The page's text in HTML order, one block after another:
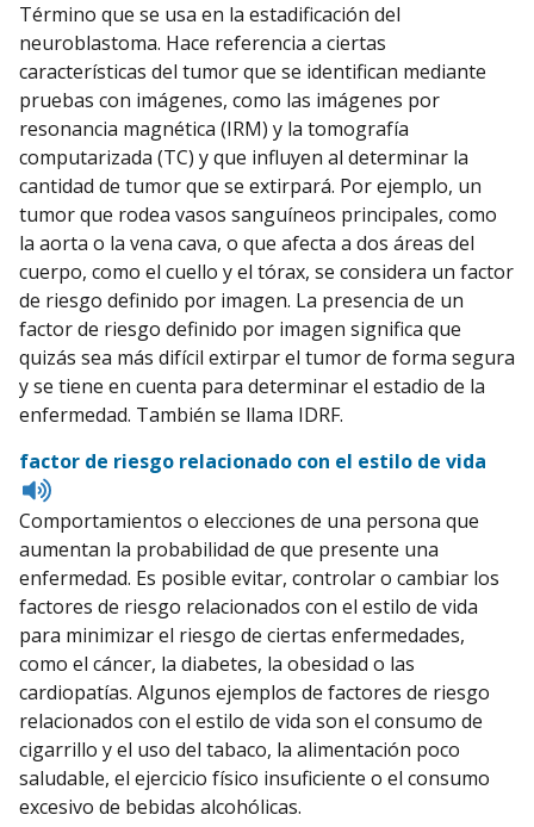
Término que se usa en la estadificación del
neuroblastoma. Hace referencia a ciertas
características del tumor que se identifican mediante
pruebas con imágenes, como las imágenes por
resonancia magnética (IRM) y la tomografía
computarizada (TC) y que influyen al determinar la
cantidad de tumor que se extirpará. Por ejemplo, un
tumor que rodea vasos sanguíneos principales, como
la aorta o la vena cava, o que afecta a dos áreas del
cuerpo, como el cuello y el tórax, se considera un factor
de riesgo definido por imagen. La presencia de un
factor de riesgo definido por imagen significa que
quizás sea más difícil extirpar el tumor de forma segura
y se tiene en cuenta para determinar el estadio de la
enfermedad. También se llama IDRF.
factor de riesgo relacionado con el estilo de vida
Listen
pronunciation
Comportamientos o elecciones de una persona que
aumentan la probabilidad de que presente una
enfermedad. Es posible evitar, controlar o cambiar los
factores de riesgo relacionados con el estilo de vida
para minimizar el riesgo de ciertas enfermedades,
como el cáncer, la diabetes, la obesidad o las
cardiopatías. Algunos ejemplos de factores de riesgo
relacionados con el estilo de vida son el consumo de
cigarrillo y el uso del tabaco, la alimentación poco
saludable, el ejercicio físico insuficiente o el consumo
excesivo de bebidas alcohólicas.